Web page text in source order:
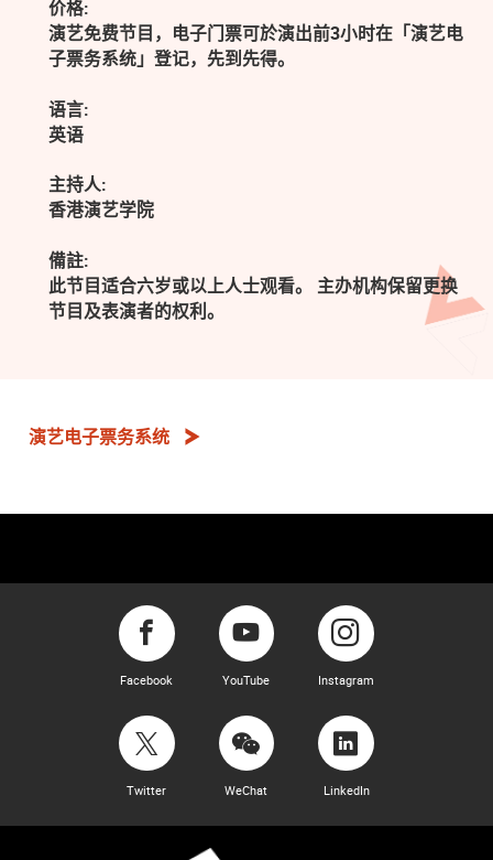
价格:
演艺免费节目，电子门票可於演出前3小时在「演艺电
子票务系统」登记，先到先得。
语言:
英语
主持人:
香港演艺学院
備註:
此节目适合六岁或以上人士观看。 主办机构保留更换
节目及表演者的权利。
演艺电子票务系统
Facebook YouTube Instagram
Twitter WeChat LinkedIn